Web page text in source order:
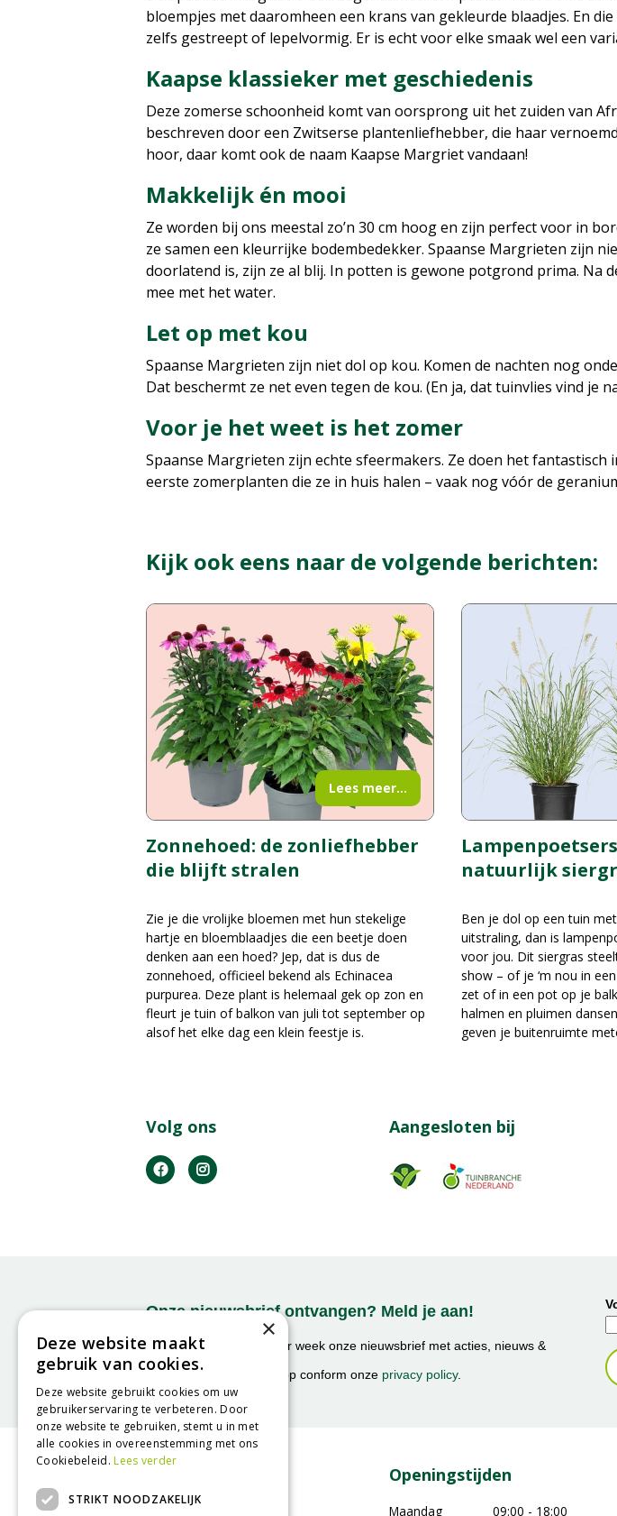
bloempjes met daaromheen een krans van gekleurde blaadjes. En
zelfs gestreept of lepelvormig. Er is echt voor elke smaak wel een
Kaapse klassieker met geschiedenis
Deze zomerse schoonheid komt van oorsprong uit het zuiden van
beschreven door een Zwitserse plantenliefhebber, die haar
hoor, daar komt ook de naam Kaapse Margriet vandaan!
Makkelijk én mooi
Ze worden bij ons meestal zo’n 30 cm hoog en zijn perfect voor in
ze samen een kleurrijke bodembedekker. Spaanse Margrieten zijn
doorlatend is, zijn ze al blij. In potten is gewone potgrond prima. Na
mee met het water.
Let op met kou
Spaanse Margrieten zijn niet dol op kou. Komen de nachten nog
Dat beschermt ze net even tegen de kou. (En ja, dat tuinvlies vind je
Voor je het weet is het zomer
Spaanse Margrieten zijn echte sfeermakers. Ze doen het
eerste zomerplanten die ze in huis halen – vaak nog vóór de
Kijk ook eens naar de volgende berichten:
Zonnehoed: de zonliefhebber
die blijft stralen
Zie je die vrolijke bloemen met hun stekelige
hartje en bloemblaadjes die een beetje doen
denken aan een hoed? Jep, dat is dus de
zonnehoed, officieel bekend als Echinacea
purpurea. Deze plant is helemaal gek op zon en
fleurt je tuin of balkon van juli tot september op
alsof het elke dag een klein feestje is.
Lees meer...
natuurlijk
Ben je dol op een tuin
uitstraling, dan is
voor jou. Dit siergras
show – of je ‘m nou in
zet of in een pot op je
halmen en pluimen
geven je buitenruimte
Volg ons Aangesloten bij
Onze nieuwsbrief ontvangen? Meld je aan!
Ontvang ongeveer 1x per week onze nieuwsbrief met acties, nieuws &
activiteiten!
We slaan uw gegevens op conform onze privacy policy.
GroenRijk Geldrop
Openingstijden
Maandag 09:00 - 18:00
×
Deze website maakt
gebruik van cookies.
Deze website gebruikt cookies om uw
gebruikerservaring te verbeteren. Door
onze website te gebruiken, stemt u in met
alle cookies in overeenstemming met ons
Cookiebeleid.Lees verder
STRIKT NOODZAKELIJK